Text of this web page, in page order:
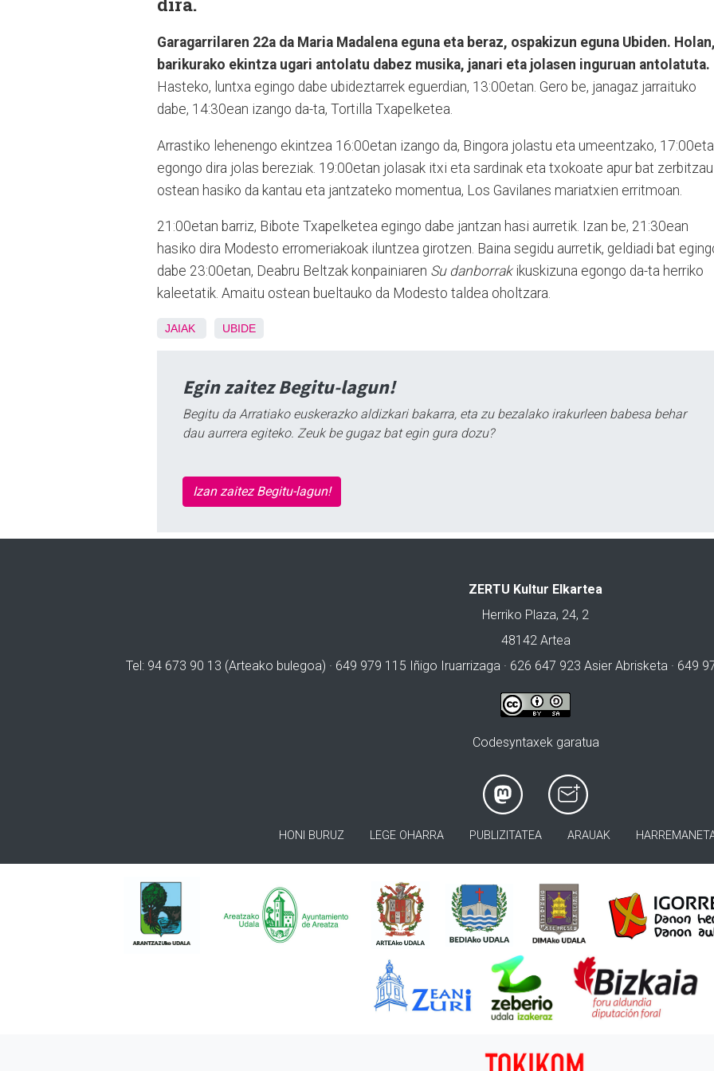
Garagarrilaren 22a da Maria Madalena eguna eta beraz, ospakizun eguna Ubiden. Holan,
barikurako ekintza ugari antolatu dabez musika, janari eta jolasen inguruan antolatuta.
Hasteko, luntxa egingo dabe ubideztarrek eguerdian, 13:00etan. Gero be, janagaz jarraituko
dabe, 14:30ean izango da-ta, Tortilla Txapelketea.
Arrastiko lehenengo ekintzea 16:00etan izango da, Bingora jolastu eta umeentzako,
egongo dira jolas bereziak. 19:00etan jolasak itxi eta sardinak eta txokoate apur bat zerbitzau
ostean hasiko da kantau eta jantzateko momentua, Los Gavilanes mariatxien erritmoan.
21:00etan barriz, Bibote Txapelketea egingo dabe jantzan hasi aurretik. Izan be, 21:30ean
hasiko dira Modesto erromeriakoak iluntzea girotzen. Baina segidu aurretik, geldiadi bat
dabe 23:00etan, Deabru Beltzak konpainiaren Su danborrakikuskizuna egongo da-ta herriko
kaleetatik. Amaitu ostean bueltauko da Modesto taldea oholtzara.
JAIAK UBIDE
Egin zaitez Begitu-lagun!
Begitu da Arratiako euskerazko aldizkari bakarra, eta zu bezalako irakurleen babesa behar
dau aurrera egiteko. Zeuk be gugaz bat egin gura dozu?
Izan zaitez Begitu-lagun!
ZERTU Kultur Elkartea
Herriko Plaza, 24, 2
48142 Artea
Tel: 94 673 90 13 (Arteako bulegoa) · 649 979 115 Iñigo Iruarrizaga · 626 647 923 Asier Abrisketa · 649
Codesyntaxek garatua
HONI BURUZ LEGE OHARRA PUBLIZITATEA ARAUAK